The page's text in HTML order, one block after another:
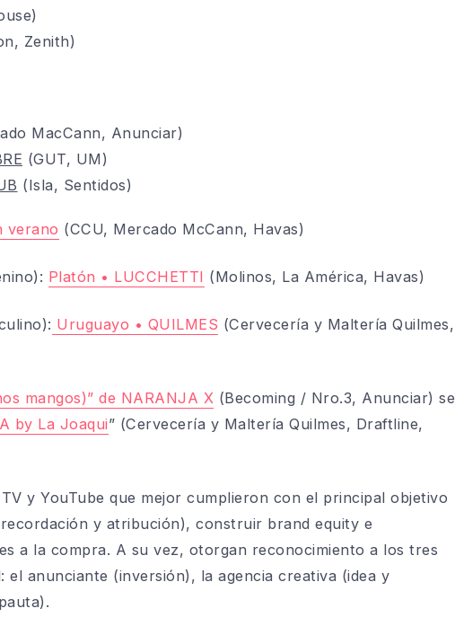
Zenith)
MacCann, Anunciar)
(GUT, UM)
(Isla, Sentidos)
verano (CCU, Mercado McCann, Havas)
Platón • LUCCHETTI (Molinos, La América, Havas)
Uruguayo • QUILMES (Cervecería y Maltería Quilmes,
mangos)” de NARANJA X (Becoming / Nro.3, Anunciar) se
by La Joaqui” (Cervecería y Maltería Quilmes, Draftline,
y YouTube que mejor cumplieron con el principal objetivo
y atribución), construir brand equity e
a la compra. A su vez, otorgan reconocimiento a los tres
anunciante (inversión), la agencia creativa (idea y